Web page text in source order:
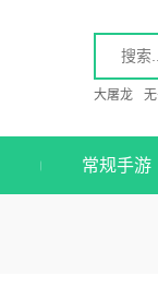
大屠龙
常规手游